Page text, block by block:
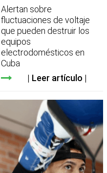
Alertan sobre
fluctuaciones de voltaje
que pueden destruir los
equipos
electrodomésticos en
Cuba
Leer artículo